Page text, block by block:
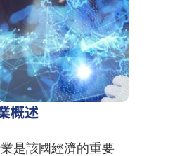
概述
是該國經濟的重要